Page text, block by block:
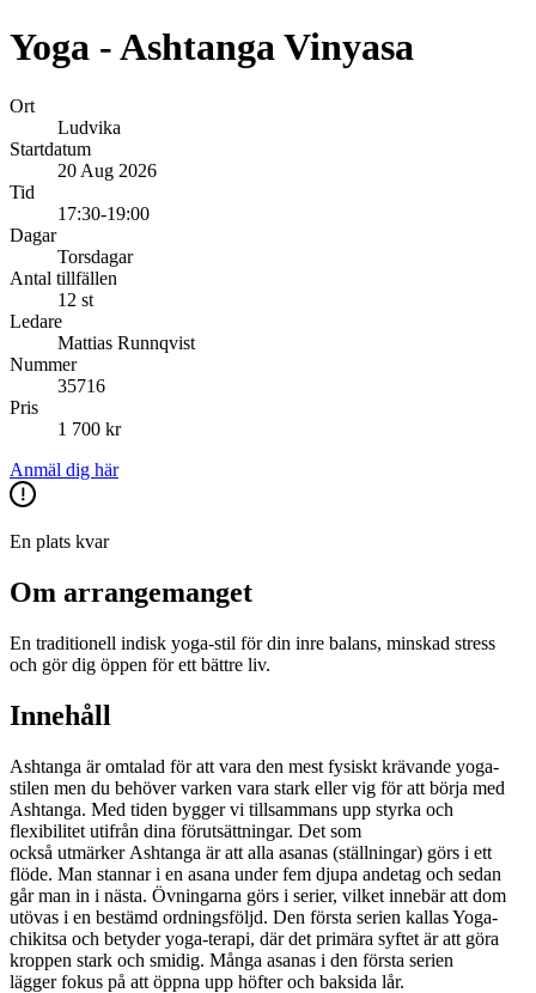
Yoga - Ashtanga Vinyasa
Ort
Ludvika
Startdatum
20 Aug 2026
Tid
17:30-19:00
Dagar
Torsdagar
Antal tillfällen
12 st
Ledare
Mattias Runnqvist
Nummer
35716
Pris
1 700 kr
Anmäl dig här
En plats kvar
Om arrangemanget
En traditionell indisk yoga-stil för din inre balans, minskad stress
och gör dig öppen för ett bättre liv.
Innehåll
Ashtanga är omtalad för att vara den mest fysiskt krävande yoga-
stilen men du behöver varken vara stark eller vig för att börja med
Ashtanga. Med tiden bygger vi tillsammans upp styrka och
flexibilitet utifrån dina förutsättningar. Det som
också utmärker Ashtanga är att alla asanas (ställningar) görs i ett
flöde. Man stannar i en asana under fem djupa andetag och sedan
går man in i nästa. Övningarna görs i serier, vilket innebär att dom
utövas i en bestämd ordningsföljd. Den första serien kallas Yoga-
chikitsa och betyder yoga-terapi, där det primära syftet är att göra
kroppen stark och smidig. Många asanas i den första serien
lägger fokus på att öppna upp höfter och baksida lår.